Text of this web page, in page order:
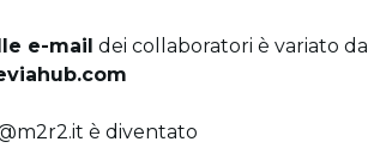
e-mail dei collaboratori è variato da
è diventato